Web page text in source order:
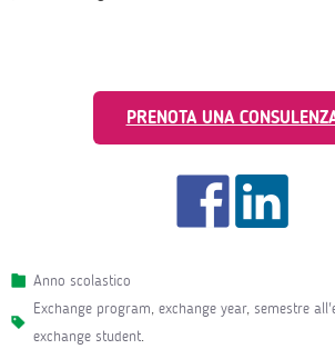
PRENOTA UNA
Anno scolastico
exchange program, exchange year, semestre
exchange student.